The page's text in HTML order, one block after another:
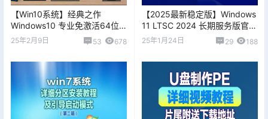
【Win10系统】经典之作
Windows10 专业免激活64位
之2019稳定版
25年2月9日 53 678
【2025最新稳定版】Windows
11 LTSC 2024 长期服务版官方
镜像下载！你是选IoT 物联版？
25年1月24日 29 188